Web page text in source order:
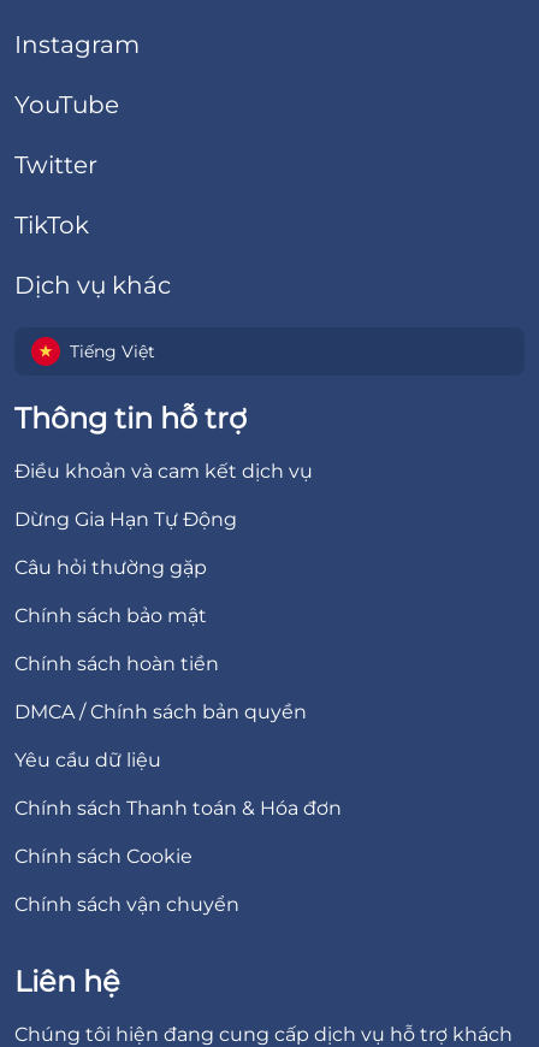
Instagram
YouTube
Twitter
TikTok
Dịch vụ khác
Tiếng Việt
Thông tin hỗ trợ
Điều khoản và cam kết dịch vụ
Dừng Gia Hạn Tự Động
Câu hỏi thường gặp
Chính sách bảo mật
Chính sách hoàn tiền
DMCA / Chính sách bản quyền
Yêu cầu dữ liệu
Chính sách Thanh toán & Hóa đơn
Chính sách Cookie
Chính sách vận chuyển
Liên hệ
Chúng tôi hiện đang cung cấp dịch vụ hỗ trợ khách